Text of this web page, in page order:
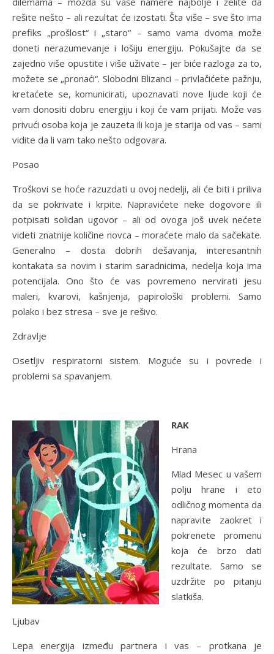
rešite nešto – ali rezultat će izostati. Šta više – sve što ima
prefiks „prošlost“ i „staro“ – samo vama dvoma može
doneti nerazumevanje i lošiju energiju. Pokušajte da se
zajedno više opustite i više uživate – jer biće razloga za to,
možete se „pronaći“. Slobodni Blizanci – privlačićete pažnju,
kretaćete se, komunicirati, upoznavati nove ljude koji će
vam donositi dobru energiju i koji će vam prijati. Može vas
privući osoba koja je zauzeta ili koja je starija od vas – sami
vidite da li vam tako nešto odgovara.
Posao
Troškovi se hoće razuzdati u ovoj nedelji, ali će biti i priliva
da se pokrivate i krpite. Napravićete neke dogovore ili
potpisati solidan ugovor – ali od ovoga još uvek nećete
videti znatnije količine novca – moraćete malo da sačekate.
Generalno – dosta dobrih dešavanja, interesantnih
kontakata sa novim i starim saradnicima, nedelja koja ima
potencijala. Ono što će vas povremeno nervirati jesu
maleri, kvarovi, kašnjenja, papirološki problemi. Samo
polako i bez stresa – sve je rešivo.
Zdravlje
Osetljiv respiratorni sistem. Moguće su i povrede i
problemi sa spavanjem.
RAK
Hrana
Mlad Mesec u vašem
polju hrane i eto
odličnog momenta da
napravite zaokret i
pokrenete promenu
koja će brzo dati
rezultate. Samo se
uzdržite po pitanju
slatkiša.
Ljubav
Lepa energija između partnera i vas – protkana je